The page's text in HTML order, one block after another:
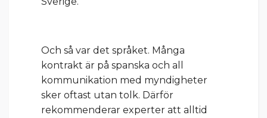
Och så var det språket. Många
kontrakt är på spanska och all
kommunikation med myndigheter
sker oftast utan tolk. Därför
rekommenderar experter att alltid